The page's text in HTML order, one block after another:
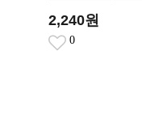
2,240원
0